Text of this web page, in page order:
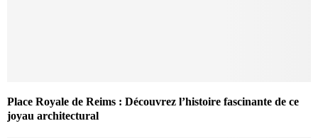
Place Royale de Reims : Découvrez l’histoire fascinante de ce
joyau architectural